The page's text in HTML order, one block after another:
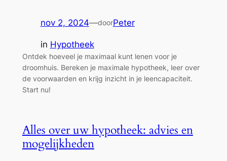
nov 2, 2024—doorPeter
in Hypotheek
Ontdek hoeveel je maximaal kunt lenen voor je
droomhuis. Bereken je maximale hypotheek, leer over
de voorwaarden en krijg inzicht in je leencapaciteit.
Start nu!
Alles over uw hypotheek: advies en
mogelijkheden